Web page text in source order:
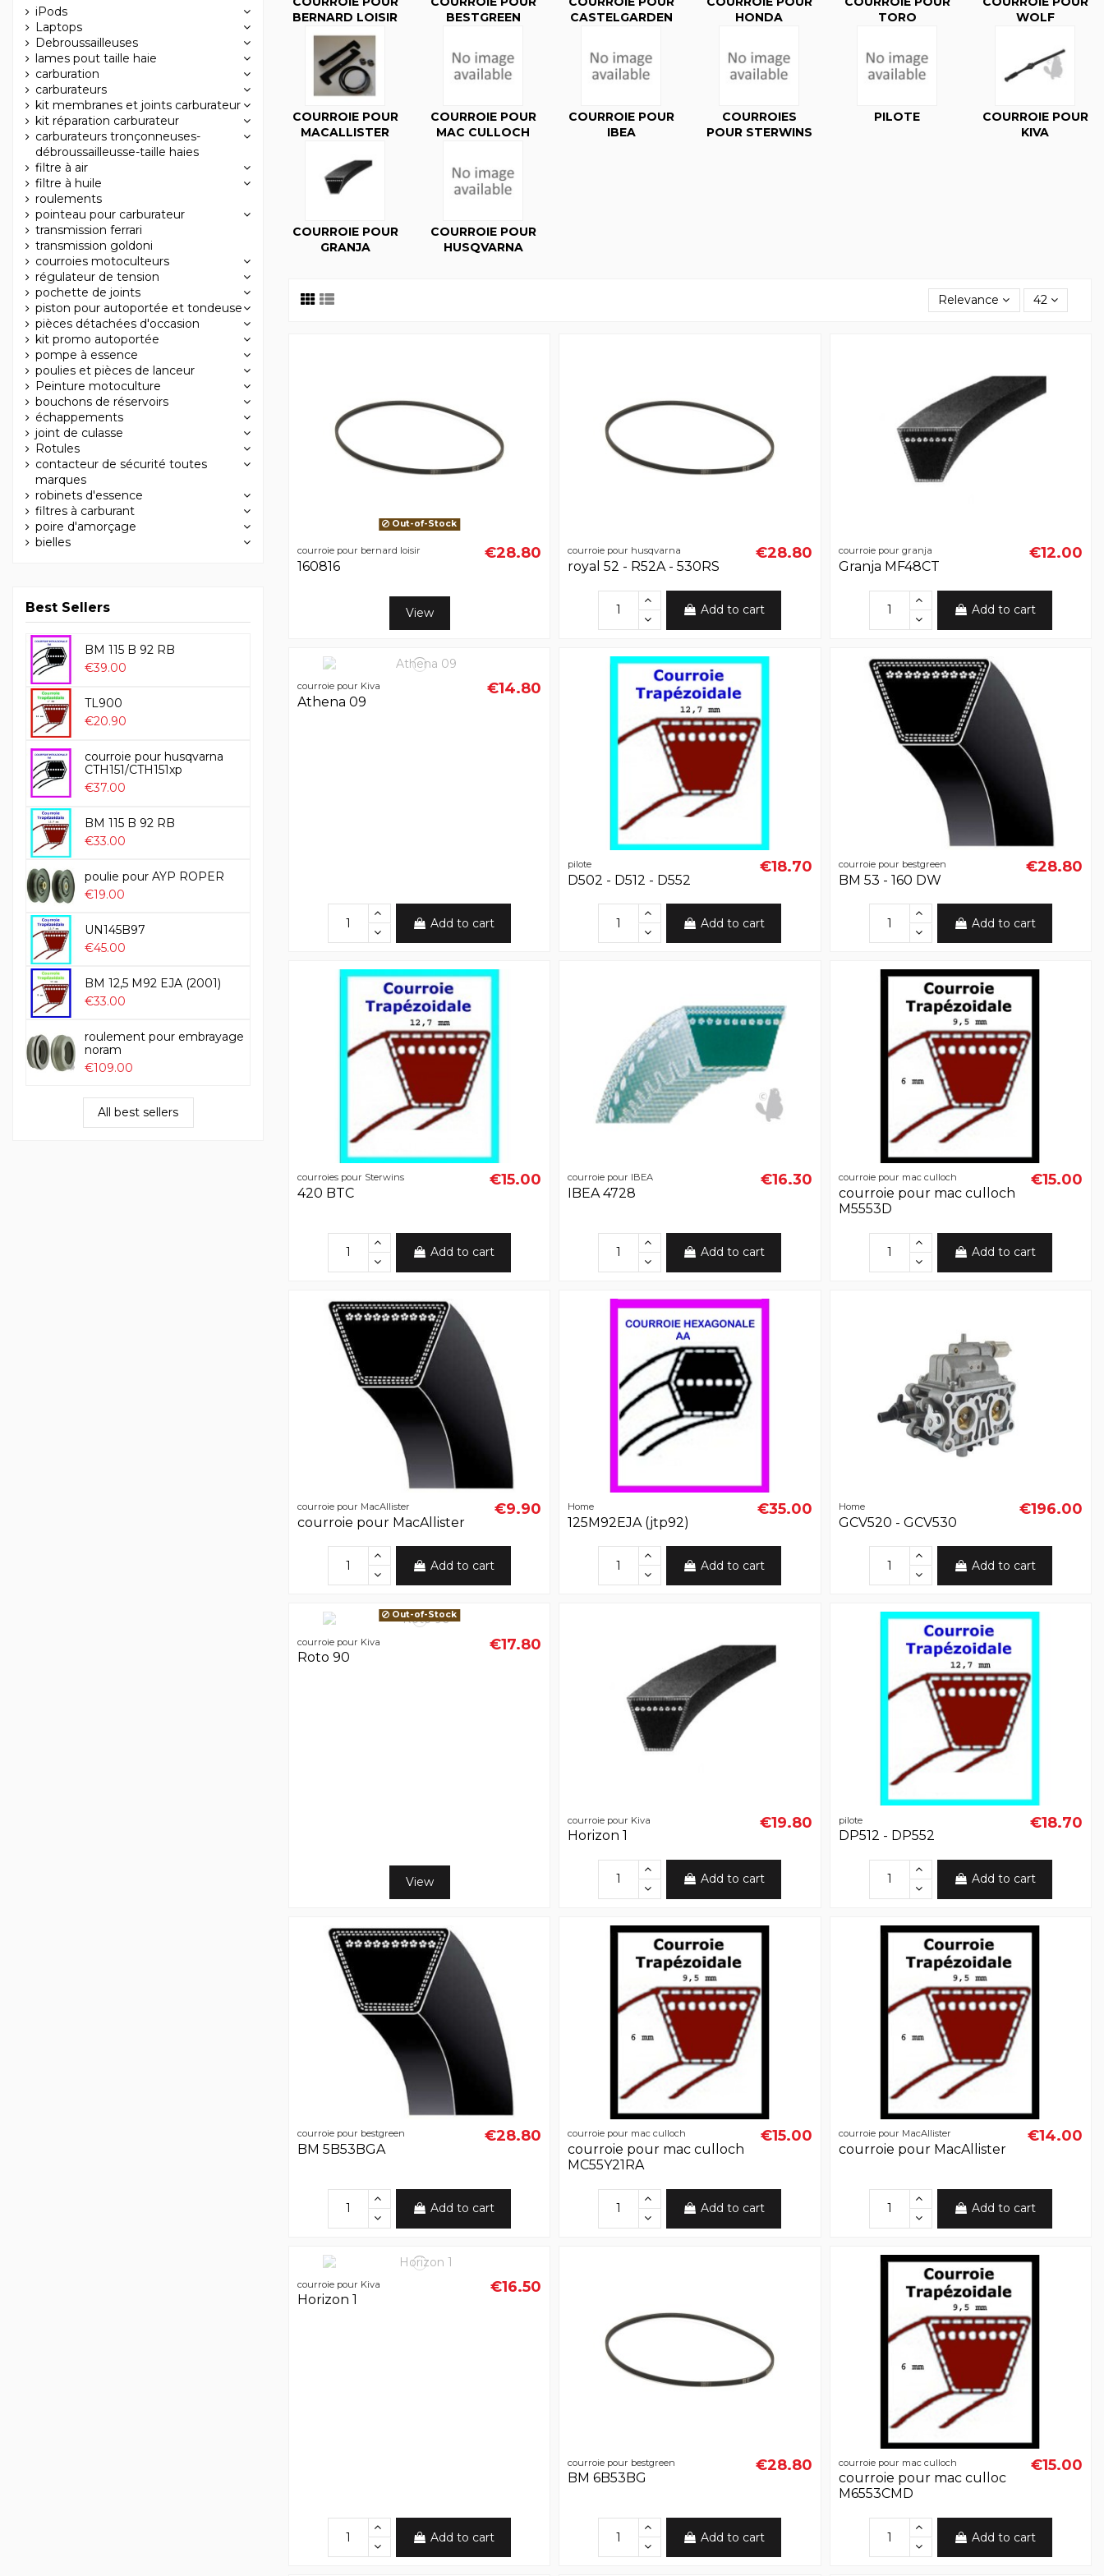
BERNARD LOISIR
BESTGREEN
CASTELGARDEN
HONDA
TORO
WOLF
COURROIE POUR
MACALLISTER
COURROIE POUR
MAC CULLOCH
COURROIE POUR
IBEA
COURROIES
POUR STERWINS
PILOTE
COURROIE POUR
KIVA
COURROIE POUR
GRANJA
COURROIE POUR
HUSQVARNA
Relevance 42
Out-of-Stock
courroie pour bernard loisir
160816
€28.80
View
courroie pour husqvarna
royal 52 - R52A - 530RS
€28.80
Add to cart
courroie pour granja
Granja MF48CT
€12.00
Add to cart
courroie pour Kiva
Athena 09
€14.80
Add to cart
pilote
D502 - D512 - D552
€18.70
Add to cart
courroie pour bestgreen
BM 53 - 160 DW
€28.80
Add to cart
courroies pour Sterwins
420 BTC
€15.00
Add to cart
courroie pour IBEA
IBEA 4728
€16.30
Add to cart
courroie pour mac culloch
courroie pour mac culloch
M5553D
€15.00
Add to cart
courroie pour MacAllister
courroie pour MacAllister
€9.90
Add to cart
Home
125M92EJA (jtp92)
€35.00
Add to cart
Home
GCV520 - GCV530
€196.00
Add to cart
Out-of-Stock
courroie pour Kiva
Roto 90
€17.80
View
courroie pour Kiva
Horizon 1
€19.80
Add to cart
pilote
DP512 - DP552
€18.70
Add to cart
courroie pour bestgreen
BM 5B53BGA
€28.80
Add to cart
courroie pour mac culloch
courroie pour mac culloch
MC55Y21RA
€15.00
Add to cart
courroie pour MacAllister
courroie pour MacAllister
€14.00
Add to cart
courroie pour Kiva
Horizon 1
€16.50
Add to cart
courroie pour bestgreen
BM 6B53BG
€28.80
Add to cart
courroie pour mac culloch
courroie pour mac culloc
M6553CMD
€15.00
Add to cart
iPods
Laptops
Debroussailleuses
lames pout taille haie
carburation
carburateurs
kit membranes et joints carburateur
kit réparation carburateur
carburateurs tronçonneuses-
débroussailleusse-taille haies
filtre à air
filtre à huile
roulements
pointeau pour carburateur
transmission ferrari
transmission goldoni
courroies motoculteurs
régulateur de tension
pochette de joints
piston pour autoportée et tondeuse
pièces détachées d'occasion
kit promo autoportée
pompe à essence
poulies et pièces de lanceur
Peinture motoculture
bouchons de réservoirs
échappements
joint de culasse
Rotules
contacteur de sécurité toutes
marques
robinets d'essence
filtres à carburant
poire d'amorçage
bielles
Best Sellers
BM 115 B 92 RB
€39.00
TL900
€20.90
courroie pour husqvarna
CTH151/CTH151xp
€37.00
BM 115 B 92 RB
€33.00
poulie pour AYP ROPER
€19.00
UN145B97
€45.00
BM 12,5 M92 EJA (2001)
€33.00
roulement pour embrayage
noram
€109.00
All best sellers